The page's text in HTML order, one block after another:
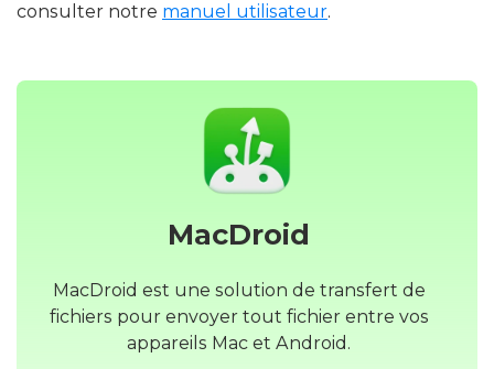
consulter notre manuel utilisateur.
MacDroid
MacDroid est une solution de transfert de
fichiers pour envoyer tout fichier entre vos
appareils Mac et Android.